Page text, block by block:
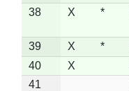
38
X *
39 X *
40
X
41